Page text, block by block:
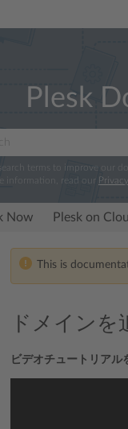
Plesk
terms to improve our
information, read our
Now Plesk on
This is
ドメイン
ビデオチュートリアル